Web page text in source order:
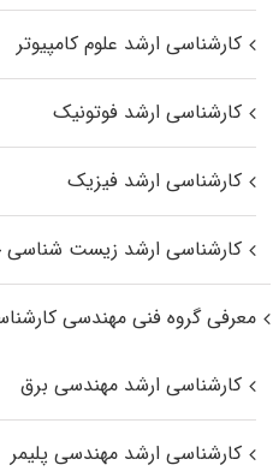
کارشناسی ارشد علوم کامپیوتر
کارشناسی ارشد فوتونیک
کارشناسی ارشد فیزیک
کارشناسی ارشد زیست‌ شناسی
معرفی گروه فنی مهندسی
کارشناسی ارشد مهندسی برق
کارشناسی ارشد مهندسی پلیمر